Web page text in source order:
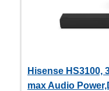
Hisense HS3100,
max Audio